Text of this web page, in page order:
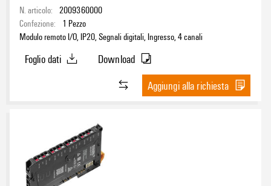
N. articolo: 2009360000
Confezione:
1 Pezzo
Modulo remoto I/O, IP20, Segnali digitali, Ingresso, 4 canali
Foglio dati
Download
Aggiungi alla richiesta